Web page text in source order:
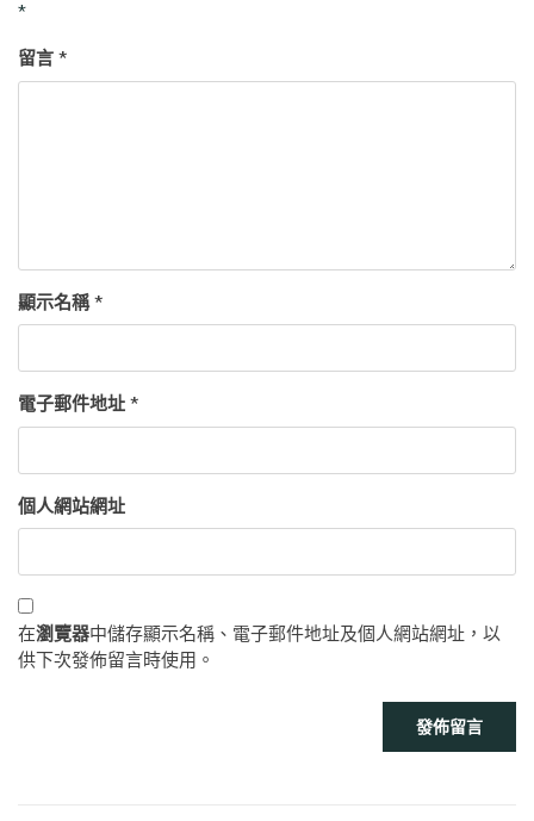
*
留言 *
顯示名稱*
電子郵件地址 *
個人網站網址
在瀏覽器中儲存顯示名稱、電子郵件地址及個人網站網址，以
供下次發佈留言時使用。